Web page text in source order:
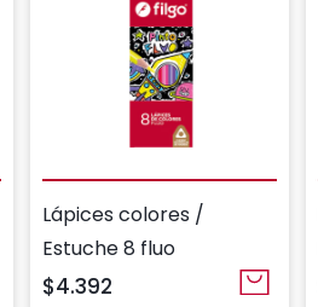
Lápices colores /
Estuche 8 fluo
$4.392